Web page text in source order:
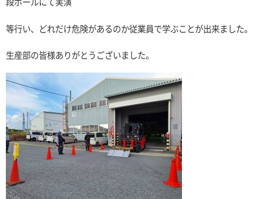
等行い、どれだけ危険があるのか従業員で学ぶことが出来ました。
生産部の皆様ありがとうございました。